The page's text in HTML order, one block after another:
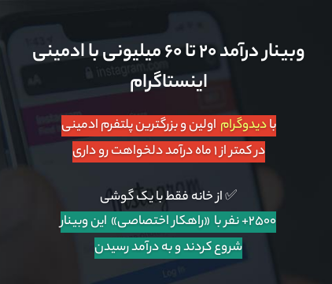
وبینار درآمد ۲۰ تا ۶۰ میلیونی با ادمینی
اینستاگرام
بادیدوگرام اولین و بزرگترین پلتفرم ادمینی
در کمتر از ۱ ماه درآمد دلخواهت رو داری
✅ از خانه فقط با یک گوشی
۲۵۰۰+ نفر با «راهکار اختصاصی»
این وبینار
شروع کردند و به درآمد رسیدن